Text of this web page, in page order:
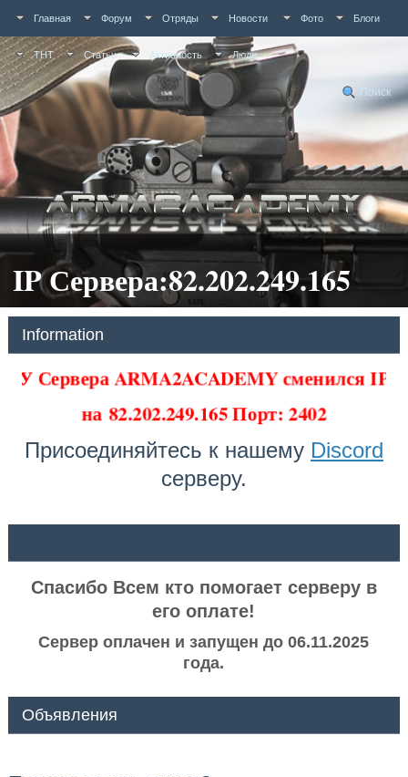
Главная Форум Отряды Новости Фото Блоги
ТНТ Статьи Активность Люди
Поиск
IP Сервера:82.202.249.165
Information
У Сервера ARMA2ACADEMY сменился IP
на 82.202.249.165 Порт: 2402
Присоединяйтесь к нашему Discord
серверу.
Спасибо Всем кто помогает серверу в
его оплате!
Сервер оплачен и запущен до 06.11.2025
года.
Объявления